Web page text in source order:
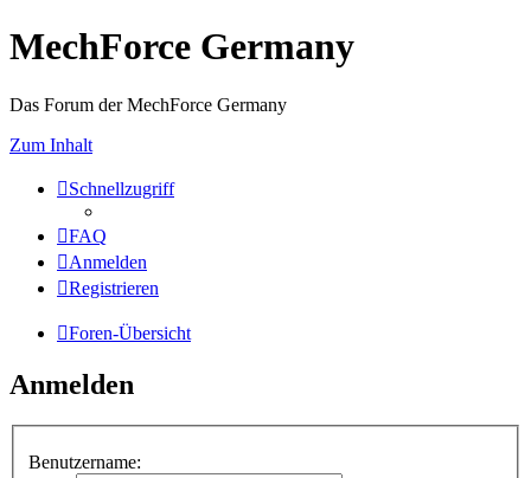
MechForce Germany
Das Forum der MechForce Germany
Zum Inhalt
Schnellzugriff
FAQ
Anmelden
Registrieren
Foren-Übersicht
Anmelden
Benutzername: